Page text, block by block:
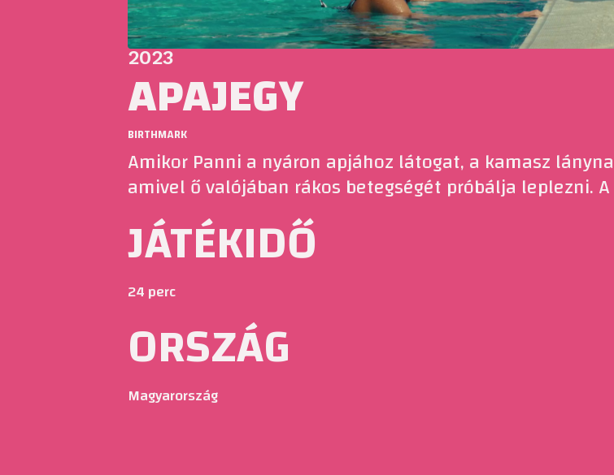
2023
APAJEGY
BIRTHMARK
Amikor Panni a nyáron apjához látogat, a kamasz
amivel ő valójában rákos betegségét próbálja leplezni.
JÁTÉKIDŐ
24 perc
ORSZÁG
Magyarország